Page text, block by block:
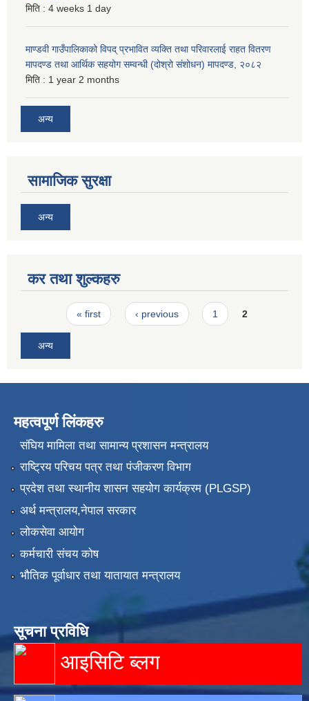
मिति : 4 weeks 1 day
माण्डवी गाउँपालिकाको विपद् प्रभावित व्यक्ति तथा परिवारलाई राहत वितरण
मापदण्ड तथा आर्थिक सहयोग सम्वन्धी (दोश्रो संशोधन) मापदण्ड, २०८२
मिति : 1 year 2 months
अन्य
सामाजिक सुरक्षा
अन्य
कर तथा शुल्कहरु
Pages« first ‹ previous 1 2
अन्य
महत्वपूर्ण लिंकहरु
संघिय मामिला तथा सामान्य प्रशासन मन्त्रालय
राष्ट्रिय परिचय पत्र तथा पंजीकरण विभाग
प्रदेश तथा स्थानीय शासन सहयोग कार्यक्रम (PLGSP)
अर्थ मन्त्रालय,नेपाल सरकार
लोकसेवा आयोग
कर्मचारी संचय कोष
भौतिक पूर्वाधार तथा यातायात मन्त्रालय
सूचना प्रविधि
आइसिटि ब्लग